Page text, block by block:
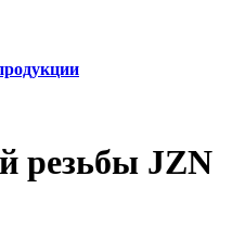
резьбы JZN